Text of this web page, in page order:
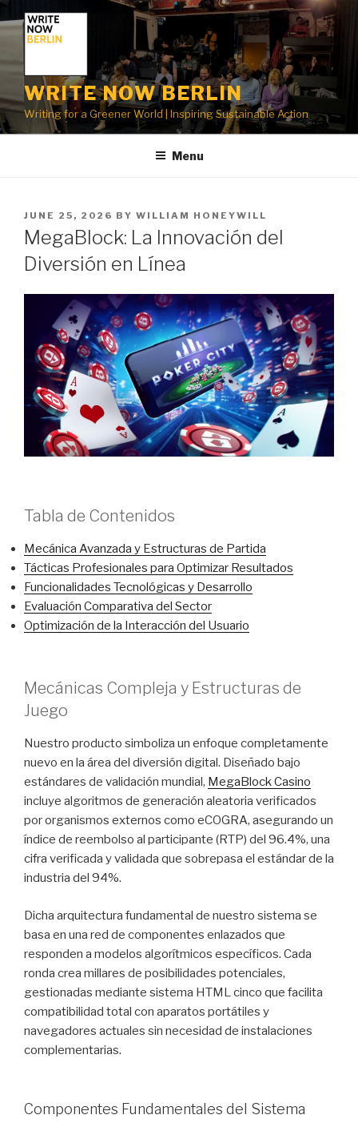
to
content
WRITE NOW BERLIN
Writing for a Greener World | Inspiring Sustainable Action
Menu
POSTED
ON
JUNE 25, 2026 BY WILLIAM HONEYWILL
MegaBlock: La Innovación del
Diversión en Línea
Tabla de Contenidos
Mecánica Avanzada y Estructuras de Partida
Tácticas Profesionales para Optimizar Resultados
Funcionalidades Tecnológicas y Desarrollo
Evaluación Comparativa del Sector
Optimización de la Interacción del Usuario
Mecánicas Compleja y Estructuras de
Juego
Nuestro producto simboliza un enfoque completamente
nuevo en la área del diversión digital. Diseñado bajo
estándares de validación mundial, MegaBlock Casino
incluye algoritmos de generación aleatoria verificados
por organismos externos como eCOGRA, asegurando un
índice de reembolso al participante (RTP) del 96.4%, una
cifra verificada y validada que sobrepasa el estándar de la
industria del 94%.
Dicha arquitectura fundamental de nuestro sistema se
basa en una red de componentes enlazados que
responden a modelos algorítmicos específicos. Cada
ronda crea millares de posibilidades potenciales,
gestionadas mediante sistema HTML cinco que facilita
compatibilidad total con aparatos portátiles y
navegadores actuales sin necesidad de instalaciones
complementarias.
Componentes Fundamentales del Sistema